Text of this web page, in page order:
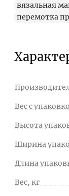
вязальная
перемотка
Вес с
Высота
Ширина
Длина
Вес, кг